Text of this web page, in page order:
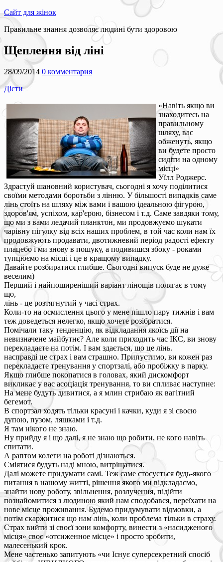
Сайт для жінок
Правильне знання дозволяє людині бути здоровою
Щеплення від ліні
28/09/2014 0 комментария
Дієти
«Навіть якщо ви
знаходитесь на
правильному
шляху, вас
обженуть, якщо
ви будете просто
сидіти на одному
місці»
Уїлл Роджерс.
Здрастуй шановний користувач, сьогодні я хочу поділитися
своїми методами боротьби з лінню. У більшості випадків саме
лінь стоїть на шляху між вами і вашою ідеальною фігурою,
здоров'ям, успіхом, кар'єрою, бізнесом і т.д. Саме завдяки тому,
що ми з вами ледачий планктон, ми продовжуємо шукати
чарівну пігулку від всіх наших проблем, в той час коли нам їх
продовжують продавати, двотижневий період радості ефекту
плацебо і ми знову в пошуку, а подивишся збоку - роками
тупцюємо на місці і це в кращому випадку.
Давайте розбиратися глибше. Сьогодні випуск буде не дуже
веселим)
Перший і найпоширеніший варіант лінощів полягає в тому
що,
лінь - це розтягнутий у часі страх.
Коли-то на осмислення цього у мене пішло пару тижнів і вам
теж доведеться нелегко, якщо хочете розібратися.
Помічали таку тенденцію, як відкладання якоїсь дії на
невизначене майбутнє? Але коли приходить час ІКС, ви знову
перекладаєте на потім. І вам здається, що це лінь.
насправді це страх і вам страшно. Припустимо, ви кожен раз
перекладаєте тренування у спортзалі, або пробіжку в парку.
Якщо глибше покопатися в головах, який дискомфорт
викликає у вас асоціація тренування, то ви спливає наступне:
На мене будуть дивитися, а я млин стрибаю як вагітний
бегемот.
В спортзал ходять тільки красуні і качки, куди я зі своєю
дупою, пузом, ляшками і т.д.
Я там нікого не знаю.
Ну прийду я і що далі, я не знаю що робити, не кого навіть
спитати.
А раптом колеги на роботі дізнаються.
Сміятися будуть наді мною, витріщатися.
Далі можете придумати самі. Теж саме стосується будь-якого
питання в нашому житті, рішення якого ми відкладаємо,
знайти нову роботу, звільнення, розлучення, підійти
познайомитися з людиною який нам сподобався, переїхати на
нове місце проживання. Будемо придумувати відмовки, а
потім скаржитися що нам лінь, коли проблема тільки в страху.
Страх вийти зі своєї зони комфорту, винести з «насидженого
місця» своє «отсиженное місце» і просто зробити,
малесенький крок.
Мене частенько запитують «чи Існує суперсекретний спосіб